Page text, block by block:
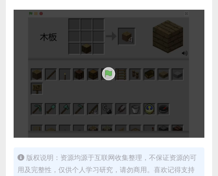
版权说明：资源均源于互联网收集整理，不保证资源的可
用及完整性，仅供个人学习研究，请勿商用。喜欢记得支持